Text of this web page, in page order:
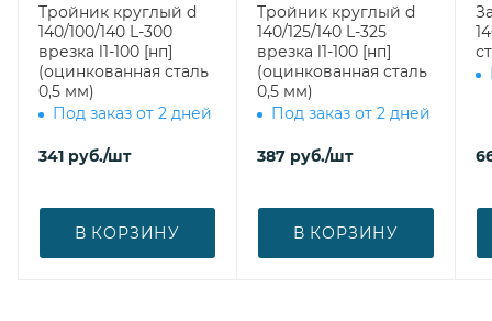
Тройник круглый d
140/100/140 L-300
врезка l1-100 [нп]
(оцинкованная сталь
0,5 мм)
Под заказ от 2 дней
341 руб./шт
В КОРЗИНУ
Тройник круглый d
140/125/140 L-325
врезка l1-100 [нп]
(оцинкованная сталь
0,5 мм)
Под заказ от 2 дней
387 руб./шт
В КОРЗИНУ
140